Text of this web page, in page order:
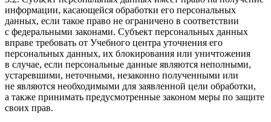
информации, касающейся обработки его персональных
данных, если такое право не ограничено в соответствии
с федеральными законами. Субъект персональных данных
вправе требовать от Учебного центра уточнения его
персональных данных, их блокирования или уничтожения
в случае, если персональные данные являются неполными,
устаревшими, неточными, незаконно полученными или
не являются необходимыми для заявленной цели обработки,
а также принимать предусмотренные законом меры по защите
своих прав.